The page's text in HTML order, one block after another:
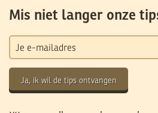
Mis niet langer onze
Ja, ik wil de tips ontvangen